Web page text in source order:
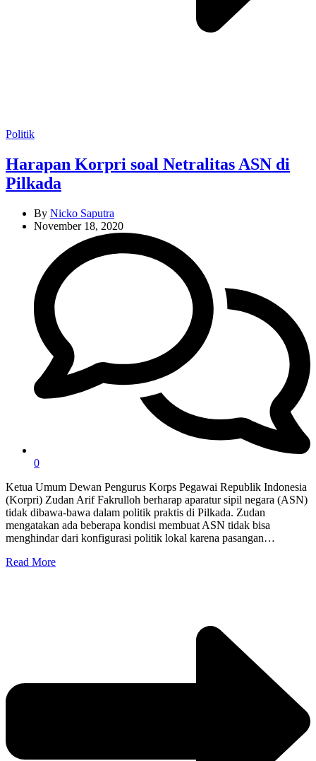
Categories
Politik
Harapan Korpri soal Netralitas ASN di
Pilkada
By Nicko Saputra
November 18, 2020
0
Ketua Umum Dewan Pengurus Korps Pegawai Republik Indonesia
(Korpri) Zudan Arif Fakrulloh berharap aparatur sipil negara (ASN)
tidak dibawa-bawa dalam politik praktis di Pilkada. Zudan
mengatakan ada beberapa kondisi membuat ASN tidak bisa
menghindar dari konfigurasi politik lokal karena pasangan…
Read More